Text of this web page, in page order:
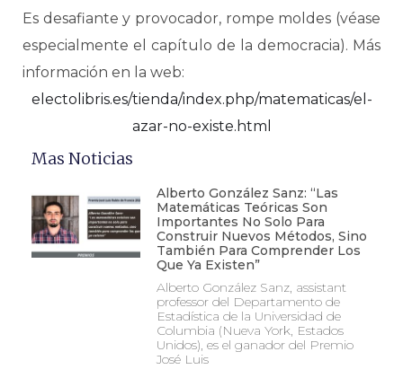
Es desafiante y provocador, rompe moldes (véase
especialmente el capítulo de la democracia). Más
información en la web:
electolibris.es/tienda/index.php/matematicas/el-
azar-no-existe.html
Mas Noticias
Alberto González Sanz: “Las
Matemáticas Teóricas Son
Importantes No Solo Para
Construir Nuevos Métodos, Sino
También Para Comprender Los
Que Ya Existen”
Alberto González Sanz, assistant
professor del Departamento de
Estadística de la Universidad de
Columbia (Nueva York, Estados
Unidos), es el ganador del Premio
José Luis